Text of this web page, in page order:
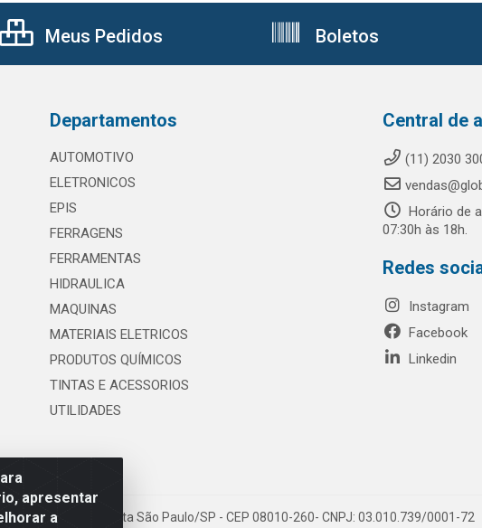
apresentar
a
Meus Pedidos Boletos
Departamentos
AUTOMOTIVO
ELETRONICOS
EPIS
FERRAGENS
FERRAMENTAS
HIDRAULICA
MAQUINAS
MATERIAIS ELETRICOS
PRODUTOS QUÍMICOS
TINTAS E ACESSORIOS
UTILIDADES
Central de
(11) 2030
Horário de
07:30h às 18h.
Redes
Instagram
Facebook
Linkedin
117 - S. Miguel Paulista São Paulo/SP - CEP 08010-260- CNPJ: 03.010.739/0001-72